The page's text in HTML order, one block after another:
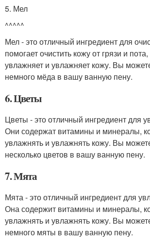
5. Мел
^^^^^
Мел - это отличный ингредиент для
помогает очистить кожу от грязи и
увлажняет и увлажняет кожу. Вы
немного мёда в вашу ванную пену.
6. Цветы
Цветы - это отличный ингредиент для
Они содержат витамины и минералы,
увлажнять и увлажнять кожу. Вы
несколько цветов в вашу ванную пену.
7. Мята
Мята - это отличный ингредиент для
Она содержит витамины и минералы,
увлажнять и увлажнять кожу. Вы
немного мяты в вашу ванную пену.